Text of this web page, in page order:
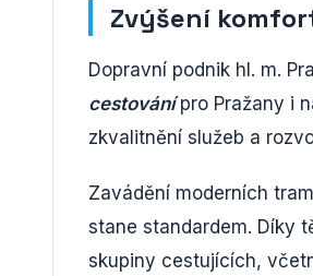
Zvýšení
Dopravní podnik hl. m.
cestovánípro Pražany i
zkvalitnění služeb a
Zavádění moderních
stane standardem. Díky
skupiny cestujících,